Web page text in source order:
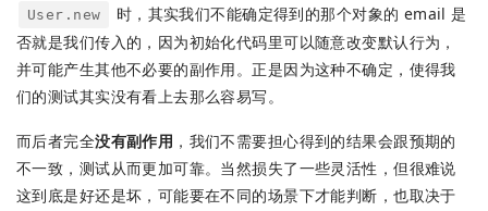
User.new
时，其实我们不能确定得到的那个对象的 email 是
否就是我们传入的，因为初始化代码里可以随意改变默认行为，
并可能产生其他不必要的副作用。正是因为这种不确定，使得我
们的测试其实没有看上去那么容易写。
而后者完全没有副作用 ，我们不需要担心得到的结果会跟预期的
不一致，测试从而更加可靠。当然损失了一些灵活性，但很难说
这到底是好还是坏，可能要在不同的场景下才能判断，也取决于